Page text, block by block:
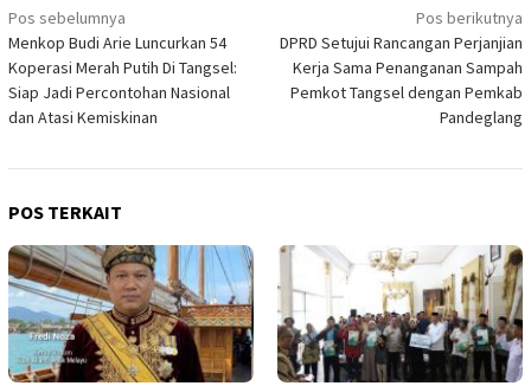
Navigasi
pos
Pos sebelumnya
Menkop Budi Arie Luncurkan 54
Koperasi Merah Putih Di Tangsel:
Siap Jadi Percontohan Nasional
dan Atasi Kemiskinan
Pos berikutnya
DPRD Setujui Rancangan Perjanjian
Kerja Sama Penanganan Sampah
Pemkot Tangsel dengan Pemkab
Pandeglang
POS TERKAIT